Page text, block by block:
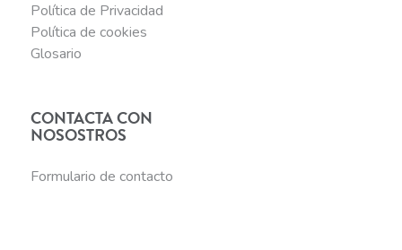
Política de Privacidad
Política de cookies
Glosario
CONTACTA CON
NOSOSTROS
Formulario de contacto